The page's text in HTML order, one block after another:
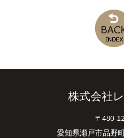
株式会社
〒480-
愛知県瀬戸市品野